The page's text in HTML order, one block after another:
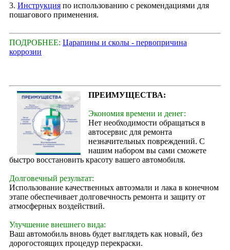
3. Инструкция по использованию с рекомендациями для
пошагового применения.
ПОДРОБНЕЕ: Царапины и сколы - первопричина
коррозии
ПРЕИМУЩЕСТВА:
Экономия времени и денег:
Нет необходимости обращаться в
автосервис для ремонта
незначительных повреждений. С
нашим набором вы сами сможете
быстро восстановить красоту вашего автомобиля.
Долговечный результат:
Использование качественных автоэмали и лака в конечном
этапе обеспечивает долговечность ремонта и защиту от
атмосферных воздействий.
Улучшение внешнего вида:
Ваш автомобиль вновь будет выглядеть как новый, без
дорогостоящих процедур перекраски.